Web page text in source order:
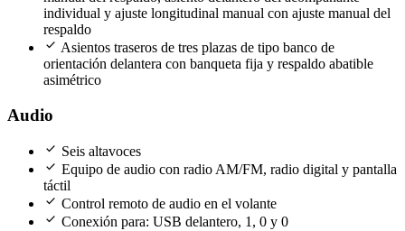
individual y ajuste longitudinal manual con ajuste manual del
respaldo
check Asientos traseros de tres plazas de tipo banco de
orientación delantera con banqueta fija y respaldo abatible
asimétrico
Audio
check Seis altavoces
check Equipo de audio con radio AM/FM, radio digital y pantalla
táctil
check Control remoto de audio en el volante
check Conexión para: USB delantero, 1, 0 y 0